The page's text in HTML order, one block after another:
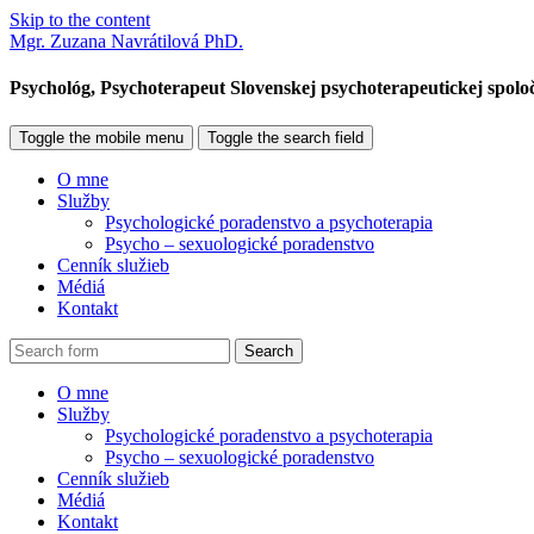
Skip to the content
Mgr. Zuzana Navrátilová PhD.
Psychológ, Psychoterapeut Slovenskej psychoterapeutickej
Toggle the mobile menu Toggle the search field
O mne
Služby
Psychologické poradenstvo a psychoterapia
Psycho – sexuologické poradenstvo
Cenník služieb
Médiá
Kontakt
Search
O mne
Služby
Psychologické poradenstvo a psychoterapia
Psycho – sexuologické poradenstvo
Cenník služieb
Médiá
Kontakt